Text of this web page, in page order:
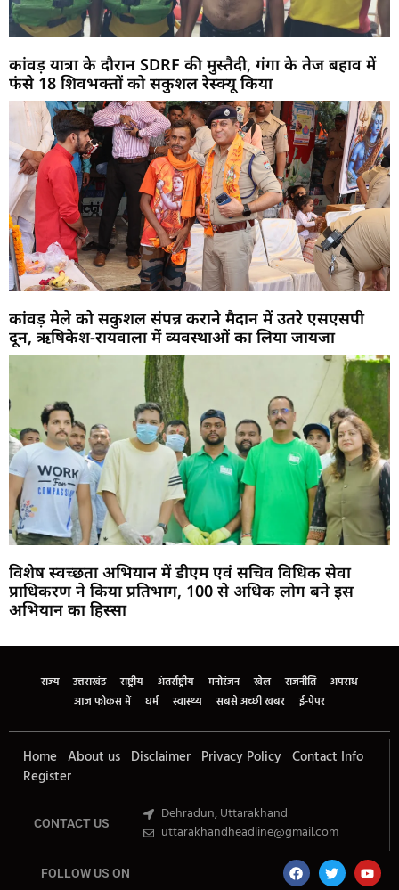
कांवड़ यात्रा के दौरान SDRF की मुस्तैदी, गंगा के तेज बहाव में
फंसे 18 शिवभक्तों को सकुशल रेस्क्यू किया
कांवड़ मेले को सकुशल संपन्न कराने मैदान में उतरे एसएसपी
दून, ऋषिकेश-रायवाला में व्यवस्थाओं का लिया जायजा
विशेष स्वच्छता अभियान में डीएम एवं सचिव विधिक सेवा
प्राधिकरण ने किया प्रतिभाग, 100 से अधिक लोग बने इस
अभियान का हिस्सा
राज्य उत्तराखंड राष्ट्रीय अंतर्राष्ट्रीय मनोरंजन खेल राजनीति
अपराध
आज फोकस में
धर्म स्वास्थ्य सबसे अच्छी खबर ई-पेपर
Home About us Disclaimer Privacy Policy Contact Info
Register
CONTACT US
Dehradun, Uttarakhand
uttarakhandheadline@gmail.com
FOLLOW US ON